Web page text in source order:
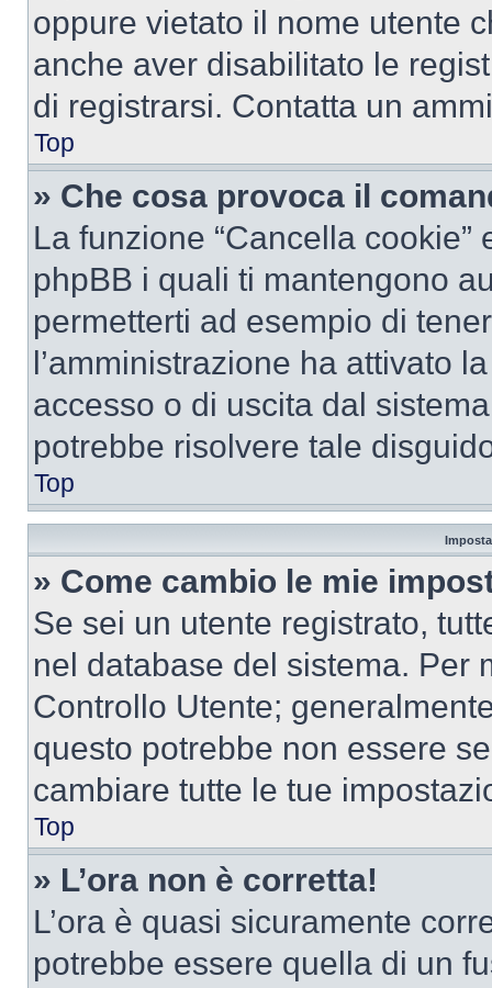
oppure vietato il nome utente
anche aver disabilitato le
di registrarsi. Contatta un
Top
» Che cosa provoca il
La funzione “Cancella
phpBB i quali ti mantengono
permetterti ad esempio di
l’amministrazione ha attivato
accesso o di uscita dal
potrebbe risolvere tale
Top
» Come cambio le mie
Se sei un utente registrato,
nel database del sistema. Per
Controllo Utente;
questo potrebbe non essere
cambiare tutte le tue
Top
» L’ora non è corretta!
L’ora è quasi sicuramente
potrebbe essere quella di un